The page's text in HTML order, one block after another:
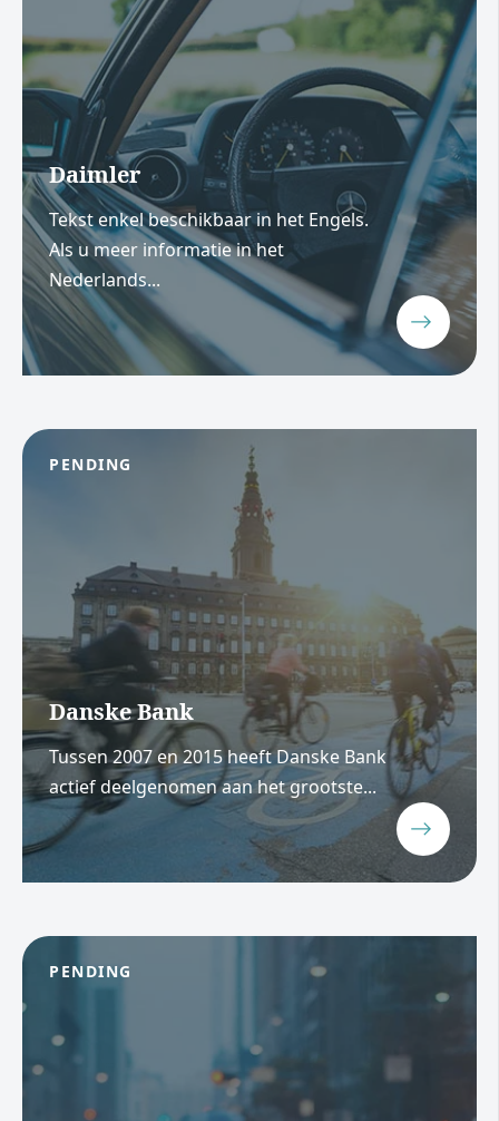
Daimler
Tekst enkel beschikbaar in het Engels.
Als u meer informatie in het
Nederlands...
PENDING
Danske Bank
Tussen 2007 en 2015 heeft Danske Bank
actief deelgenomen aan het grootste...
PENDING